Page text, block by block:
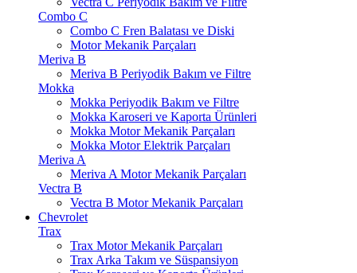
Combo C
Combo C Fren Balatası ve Diski
Motor Mekanik Parçaları
Meriva B
Meriva B Periyodik Bakım ve Filtre
Mokka
Mokka Periyodik Bakım ve Filtre
Mokka Karoseri ve Kaporta Ürünleri
Mokka Motor Mekanik Parçaları
Mokka Motor Elektrik Parçaları
Meriva A
Meriva A Motor Mekanik Parçaları
Vectra B
Vectra B Motor Mekanik Parçaları
Chevrolet
Trax
Trax Motor Mekanik Parçaları
Trax Arka Takım ve Süspansiyon